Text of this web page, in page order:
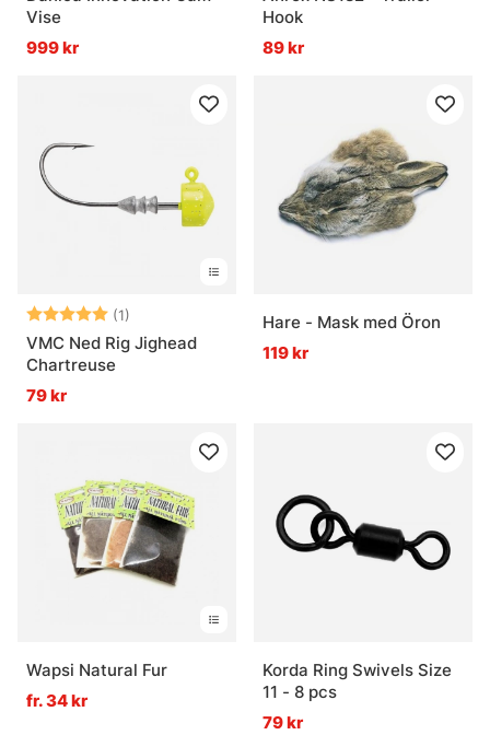
Vise
999 kr
Hook
89 kr
Betyg: (1)
5.0 utav 5 stjärnor
VMC Ned Rig Jighead
Chartreuse
79 kr
Hare - Mask med Öron
119 kr
Wapsi Natural Fur
fr. 34 kr
Korda Ring Swivels Size
11 - 8 pcs
79 kr